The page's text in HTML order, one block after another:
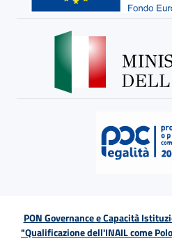
PON Governance e Capacità
"Qualificazione dell'INAIL come